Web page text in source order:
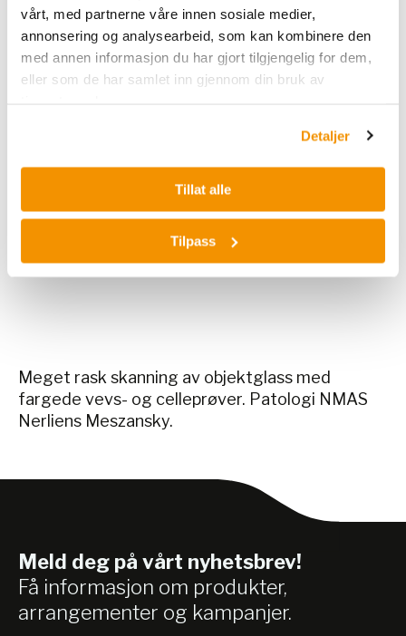
vårt, med partnerne våre innen sosiale medier,
annonsering og analysearbeid, som kan kombinere den
med annen informasjon du har gjort tilgjengelig for dem,
eller som de har samlet inn gjennom din bruk av
Detaljer
Tillat alle
Tilpass
Nye og fleksible muligheter for
informasjonsdeling og samhandling på tvers
av laboratorier.
Telepatologi
Demovideo av PANNORAMIC 250
Flash III snittskanner
Les mer på hjemmesiden til 3DHISTEC
Er du interessert i mer informasjon? Ta gjerne
kontakt med en av våre produktsjefer innen
patologi,Heidi TestadellerMaria Berggreen.
Meget rask skanning av objektglass med
fargede vevs- og celleprøver. Patologi NMAS
Nerliens Meszansky.
Meld deg på vårt nyhetsbrev!
Få informasjon om produkter,
arrangementer og kampanjer.